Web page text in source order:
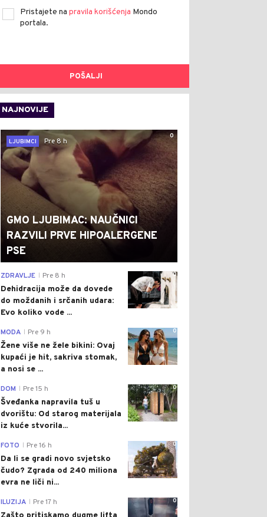
Pristajete na pravila korišćenja Mondo
portala.
POŠALJI
NAJNOVIJE
0
LJUBIMCI
Pre 8 h
GMO LJUBIMAC: NAUČNICI
RAZVILI PRVE HIPOALERGENE
PSE
0
ZDRAVLJE Pre 8 h
Dehidracija može da dovede
do moždanih i srčanih udara:
Evo koliko vode ...
0
MODA Pre 9 h
Žene više ne žele bikini: Ovaj
kupaći je hit, sakriva stomak,
a nosi se ...
0
DOM Pre 15 h
Šveđanka napravila tuš u
dvorištu: Od starog materijala
iz kuće stvorila...
0
FOTO Pre 16 h
Da li se gradi novo svjetsko
čudo? Zgrada od 240 miliona
evra ne liči ni...
0
ILUZIJA Pre 17 h